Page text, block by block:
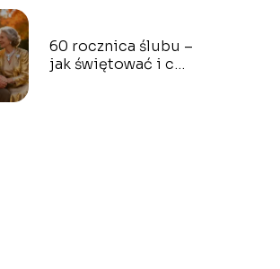
60 rocznica ślubu –
jak świętować i co